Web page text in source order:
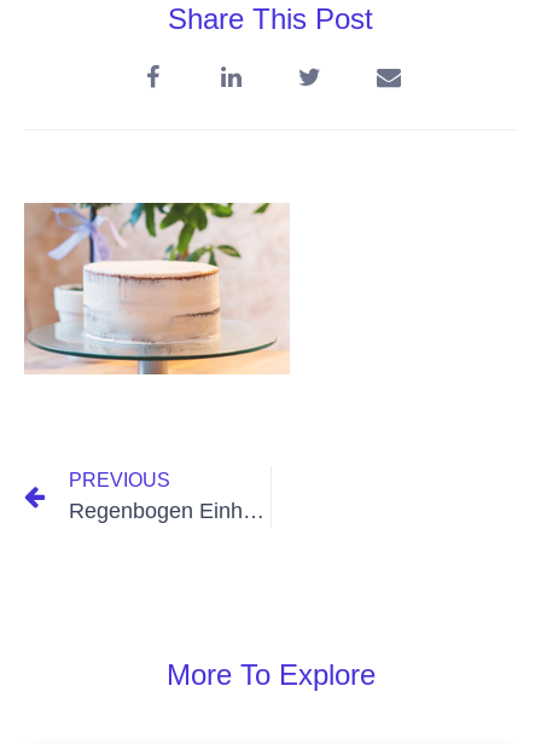
Share This Post
PREVIOUS
Regenbogen Einhorn Geburtstag
More To Explore